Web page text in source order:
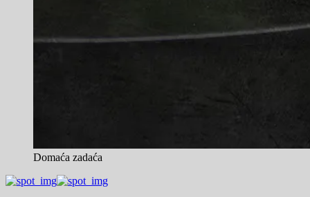
Domaća zadaća